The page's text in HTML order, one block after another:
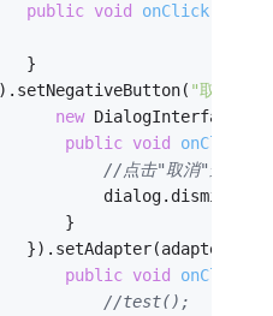
public void onClick
					}
}).setNegativeButton(
"取消"
new
public void onClick
//点击"取消"选择
	                    	dialog.dismiss();
}
}).setAdapter(adapter3,
public void onClick
//test();